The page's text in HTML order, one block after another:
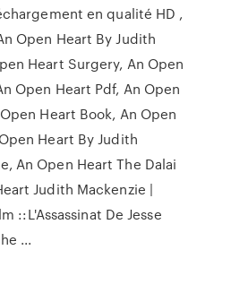
en qualité HD ,
Open Heart By Judith
Heart Surgery, An Open
Open Heart Pdf, An Open
Heart Book, An Open
Heart By Judith
An Open Heart The Dalai
Judith Mackenzie |
::L'Assassinat De Jesse
...